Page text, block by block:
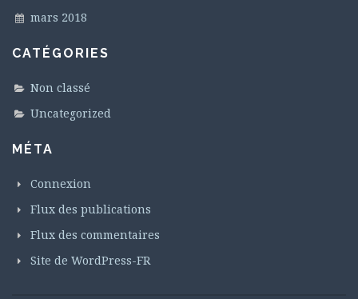
mars 2018
CATÉGORIES
Non classé
Uncategorized
MÉTA
Connexion
Flux des publications
Flux des commentaires
Site de WordPress-FR